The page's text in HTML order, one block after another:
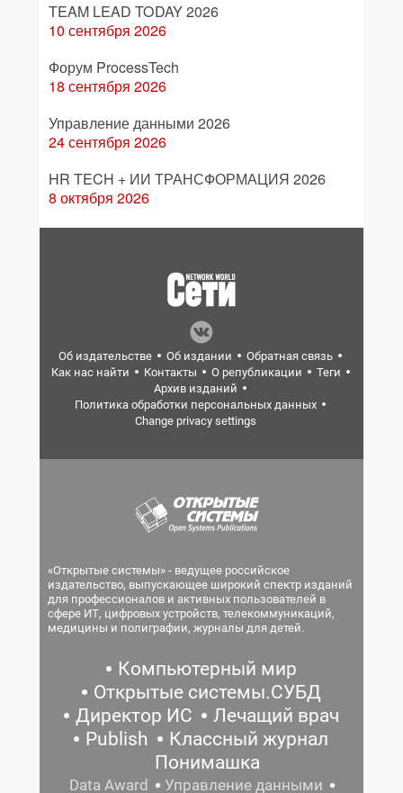
TEAM LEAD TODAY 2026
10 сентября 2026
Форум ProcessTech
18 сентября 2026
Управление данными 2026
24 сентября 2026
HR TECH + ИИ ТРАНСФОРМАЦИЯ 2026
8 октября 2026
Об издательстве Об издании
Обратная связь
Как нас найти
Контакты О републикации
Теги
Архив изданий
Политика обработки персональных данных
Change privacy settings
«Открытые системы» - ведущее российское
издательство, выпускающее широкий спектр изданий
для профессионалов и активных пользователей в
сфере ИТ, цифровых устройств, телекоммуникаций,
медицины и полиграфии, журналы для детей.
Компьютерный мир
Открытые системы.СУБД
Директор ИС
Лечащий врач
Publish
Классный журнал
Понимашка
Data Award Управление данными